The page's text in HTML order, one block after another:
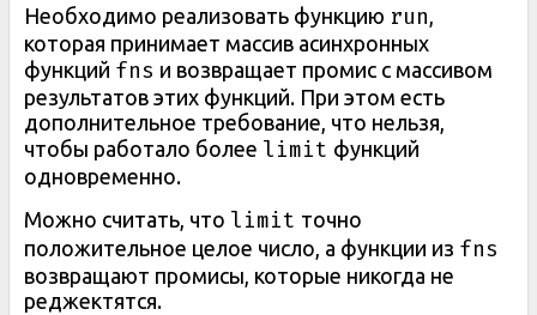
Необходимо реализовать функцию run
которая принимает массив асинхронных
функций fns и возвращает промис с массивом
результатов этих функций. При этом есть
дополнительное требование, что нельзя,
чтобы работало более limit функций
одновременно.
Можно считать, что limit точно
положительное целое число, а функции из fns
возвращают промисы, которые никогда не
реджектятся.